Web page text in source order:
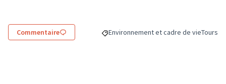
Commentaire Filtrer les résultats de la catégorie :
Environnement et cadre de vieFiltrer
Tours